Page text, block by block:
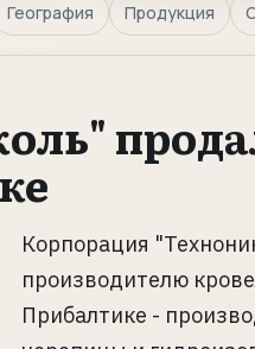
География Продукция
Корпорация
производителю
Прибалтике -